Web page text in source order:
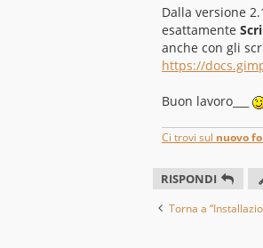
Dalla versione
esattamente
anche con gli
https://
Buon lavoro___
Ci trovi sul nuovo
RISPONDI
Torna a